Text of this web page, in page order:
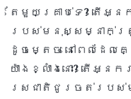
តែមួយគ្រាប់ទេ? តើអ្
របស់មនុស្សម្នាក់ត្
ដូចម្តេច នៅពេលដែលគ
យ៉ាងខ្លាំងនោះ? តើអ្ន
រសជាតិជូរចត់របស់ម